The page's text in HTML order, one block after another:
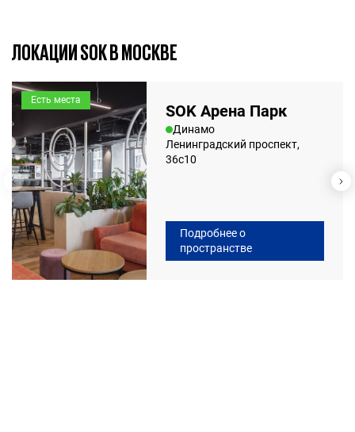
ЛОКАЦИИ SOK В МОСКВЕ
Есть места
SOK Арена Парк
Динамо
Ленинградский проспект,
36с10
Подробнее о
пространстве